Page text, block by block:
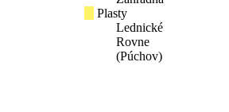
Plasty
Lednické
Rovne
(Púchov)